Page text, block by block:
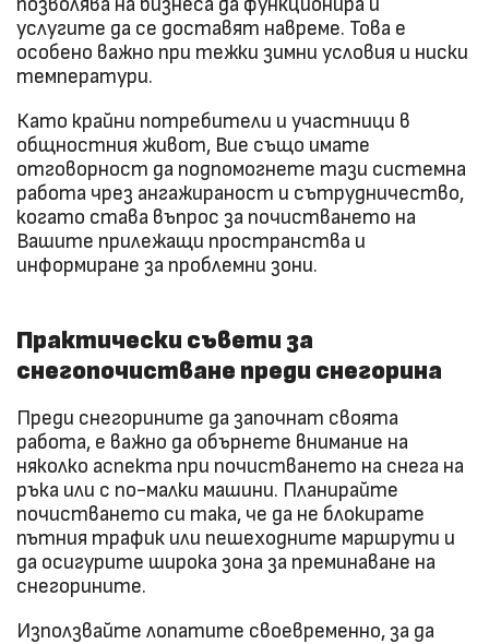
позволява на бизнеса да функционира и
услугите да се доставят навреме. Това е
особено важно при тежки зимни условия и ниски
температури.
Като крайни потребители и участници в
общностния живот, Вие също имате
отговорност да подпомогнете тази системна
работа чрез ангажираност и сътрудничество,
когато става въпрос за почистването на
Вашите прилежащи пространства и
информиране за проблемни зони.
Практически съвети за
снегопочистване преди снегорина
Преди снегорините да започнат своята
работа, е важно да обърнете внимание на
няколко аспекта при почистването на снега на
ръка или с по-малки машини. Планирайте
почистването си така, че да не блокирате
пътния трафик или пешеходните маршрути и
да осигурите широка зона за преминаване на
снегорините.
Използвайте лопатите своевременно, за да